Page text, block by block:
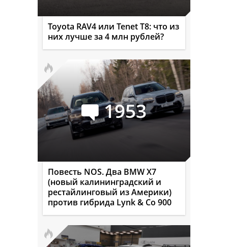
Toyota RAV4 или Tenet T8: что из
них лучше за 4 млн рублей?
1953
Повесть NOS. Два BMW X7
(новый калининградский и
рестайлинговый из Америки)
против гибрида Lynk & Co 900